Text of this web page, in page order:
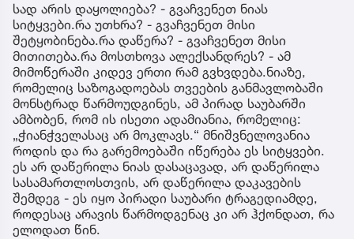
სად არის დაყოლიება? - გვაჩვენეთ ნიას
სიტყვები.რა უთხრა? - გვაჩვენეთ მისი
შეტყობინება.რა დაწერა? - გვაჩვენეთ მისი
მითითება.რა მოსთხოვა ალექსანდრეს? - ამ
მიმოწერაში კიდევ ერთი რამ გვხვდება.ნიაზე,
რომელიც საზოგადოებას თვეების განმავლობაში
მონსტრად წარმოუდგინეს, ამ პირად საუბარში
ამბობენ, რომ ის ისეთი ადამიანია, რომელიც:
„ჭიანჭველასაც არ მოკლავს.“ მნიშვნელოვანია
როდის და რა გარემოებაში იწერება ეს სიტყვები.
ეს არ დაწერილა ნიას დასაცავად, არ დაწერილა
სასამართლოსთვის, არ დაწერილა დაკავების
შემდეგ - ეს იყო პირადი საუბარი ტრაგედიამდე,
როდესაც არავის წარმოდგენაც კი არ ჰქონდათ, რა
ელოდათ წინ.